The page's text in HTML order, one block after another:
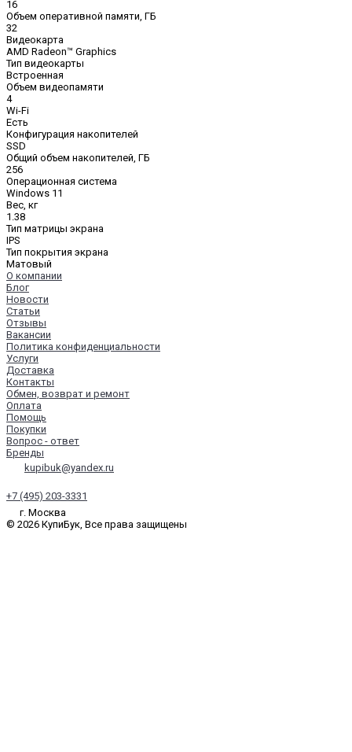
16
Объем оперативной памяти, ГБ
32
Видеокарта
AMD Radeon™ Graphics
Тип видеокарты
Встроенная
Объем видеопамяти
4
Wi-Fi
Есть
Конфигурация накопителей
SSD
Общий объем накопителей, ГБ
256
Операционная система
Windows 11
Вес, кг
1.38
Тип матрицы экрана
IPS
Тип покрытия экрана
Матовый
О компании
Блог
Новости
Статьи
Отзывы
Вакансии
Политика конфиденциальности
Услуги
Доставка
Контакты
Обмен, возврат и ремонт
Оплата
Помощь
Покупки
Вопрос - ответ
Бренды
kupibuk@yandex.ru
+7 (495) 203-3331
г. Москва
© 2026 КупиБук, Все права защищены